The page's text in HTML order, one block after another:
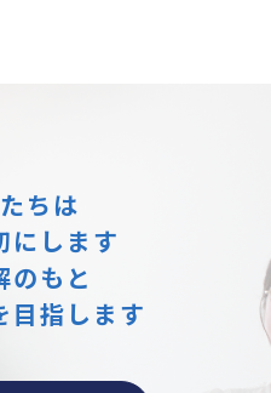
ちは
にします
のもと
目指します